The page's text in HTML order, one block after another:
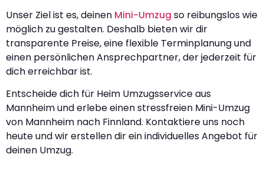
Unser Ziel ist es, deinen Mini-Umzug so reibungslos wie
möglich zu gestalten. Deshalb bieten wir dir
transparente Preise, eine flexible Terminplanung und
einen persönlichen Ansprechpartner, der jederzeit für
dich erreichbar ist.
Entscheide dich für Heim Umzugsservice aus
Mannheim und erlebe einen stressfreien Mini-Umzug
von Mannheim nach Finnland. Kontaktiere uns noch
heute und wir erstellen dir ein individuelles Angebot für
deinen Umzug.